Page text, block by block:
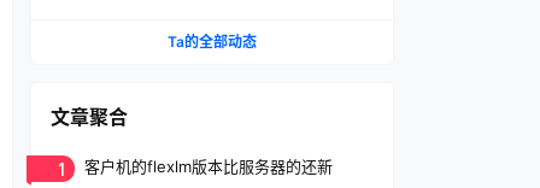
Ta的全部动态
文章聚合
1 客户机的flexlm版本比服务器的还新